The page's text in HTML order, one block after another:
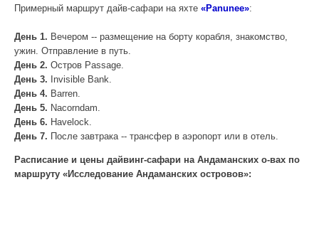
Примерный маршрут дайв-сафари на яхте «Panunee»:
День 1. Вечером -- размещение на борту корабля, знакомство,
ужин. Отправление в путь.
День 2. Остров Passage.
День 3. Invisible Bank.
День 4. Barren.
День 5. Nacorndam.
День 6. Havelock.
День 7. После завтрака -- трансфер в аэропорт или в отель.
Расписание и цены дайвинг-сафари на Андаманских о-вах по
маршруту «Исследование Андаманских островов»: